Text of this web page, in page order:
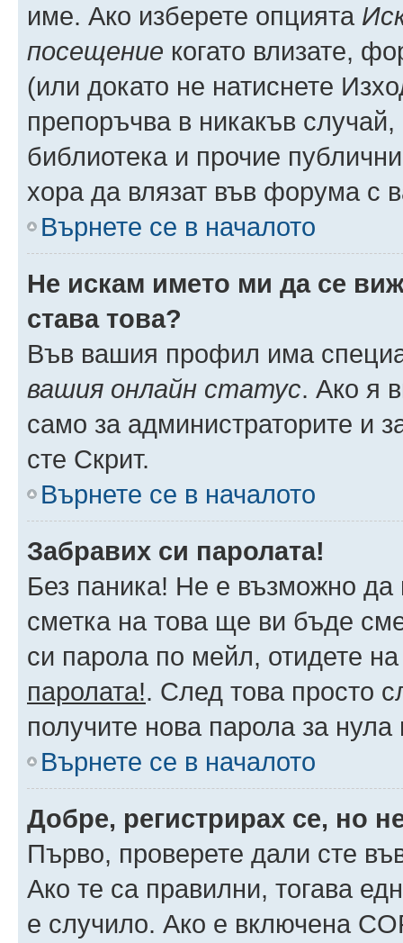
име. Ако изберете опцията
посещение когато влизате,
(или докато не натиснете
препоръчва в никакъв
библиотека и прочие
хора да влязат във форума с
Върнете се в началото
Не искам името ми да се
става това?
Във вашия профил има
вашия онлайн статус. Ако я
само за администраторите и
сте Скрит.
Върнете се в началото
Забравих си паролата!
Без паника! Не е възможно да
сметка на това ще ви бъде
си парола по мейл, отидете
паролата!. След това просто
получите нова парола за
Върнете се в началото
Добре, регистрирах се, но
Първо, проверете дали сте
Ако те са правилни, тогава
е случило. Ако е включена